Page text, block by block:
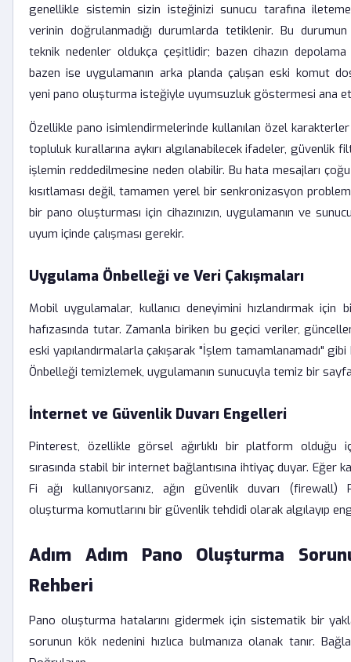
genellikle sistemin sizin isteğinizi sunucu tarafına
verinin doğrulanmadığı durumlarda tetiklenir. Bu
teknik nedenler oldukça çeşitlidir; bazen cihazın depolama
bazen ise uygulamanın arka planda çalışan eski komut
yeni pano oluşturma isteğiyle uyumsuzluk göstermesi ana
Özellikle pano isimlendirmelerinde kullanılan özel
topluluk kurallarına aykırı algılanabilecek ifadeler, güvenlik
işlemin reddedilmesine neden olabilir. Bu hata mesajları
kısıtlaması değil, tamamen yerel bir senkronizasyon
bir pano oluşturması için cihazınızın, uygulamanın ve
uyum içinde çalışması gerekir.
Uygulama Önbelleği ve Veri Çakışmaları
Mobil uygulamalar, kullanıcı deneyimini hızlandırmak için
hafızasında tutar. Zamanla biriken bu geçici veriler,
eski yapılandırmalarla çakışarak "İşlem tamamlanamadı"
Önbelleği temizlemek, uygulamanın sunucuyla temiz bir sayfa
İnternet ve Güvenlik Duvarı Engelleri
Pinterest, özellikle görsel ağırlıklı bir platform olduğu
sırasında stabil bir internet bağlantısına ihtiyaç duyar. Eğer
Fi ağı kullanıyorsanız, ağın güvenlik duvarı (firewall)
oluşturma komutlarını bir güvenlik tehdidi olarak algılayıp
Adım Adım Pano Oluşturma
Rehberi
Pano oluşturma hatalarını gidermek için sistematik bir
sorunun kök nedenini hızlıca bulmanıza olanak tanır.